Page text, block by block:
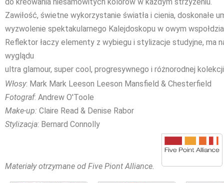
Zawiłość, świetne wykorzystanie światła i cienia, doskonałe
wyzwolenie spektakularnego Kalejdoskopu w owym
Reflektor łaczy elementy z wybiegu i stylizacje studyjne, ma
wyglądu
ultra glamour, super cool, progresywnego i różnorodnej
Włosy: Mark Mark Leeson Leeson Mansfield & Chesterfield
Fotograf: Andrew O'Toole
Make-up: Claire Read & Denise Rabor
Stylizacja: Bernard Connolly
Materiały otrzymane od Five Piont Alliance.